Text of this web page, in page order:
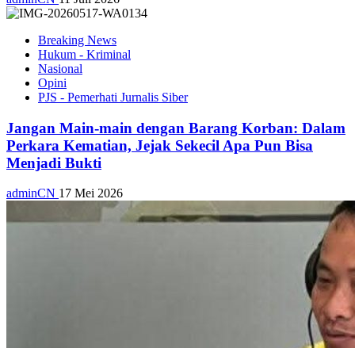
Breaking News
Hukum - Kriminal
Nasional
Opini
PJS - Pemerhati Jurnalis Siber
Jangan Main-main dengan Barang Korban: Dalam
Perkara Kematian, Jejak Sekecil Apa Pun Bisa
Menjadi Bukti
adminCN 17 Mei 2026